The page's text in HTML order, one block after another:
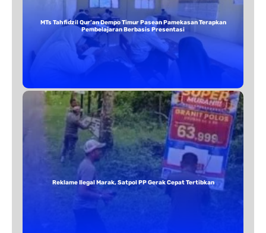
MTs Tahfidzil Qur’an Dempo Timur Pasean Pamekasan Terapkan
Pembelajaran Berbasis Presentasi
Reklame Ilegal Marak, Satpol PP Gerak Cepat Tertibkan